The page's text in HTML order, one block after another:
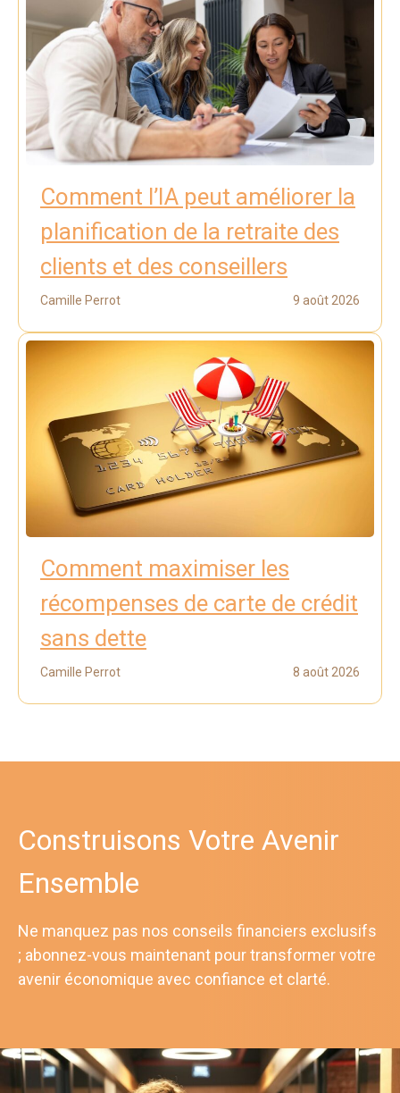
Comment l’IA peut améliorer la
planification de la retraite des
clients et des conseillers
Camille Perrot 9 août 2026
Comment maximiser les
récompenses de carte de crédit
sans dette
Camille Perrot 8 août 2026
Construisons Votre Avenir
Ensemble
Ne manquez pas nos conseils financiers exclusifs
; abonnez-vous maintenant pour transformer votre
avenir économique avec confiance et clarté.